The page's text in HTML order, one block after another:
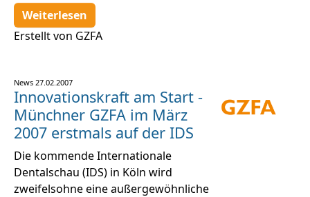
Weiterlesen
Erstellt von GZFA
News 27.02.2007
Innovationskraft am Start -
Münchner GZFA im März
2007 erstmals auf der IDS
Die kommende Internationale
Dentalschau (IDS) in Köln wird
zweifelsohne eine außergewöhnliche